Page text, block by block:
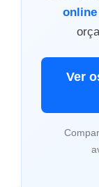
online
Ver